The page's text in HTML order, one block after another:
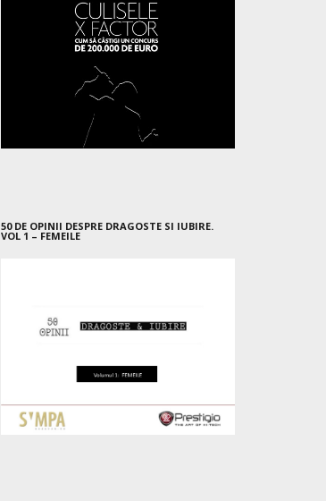
50 DE OPINII DESPRE DRAGOSTE SI IUBIRE.
VOL 1 – FEMEILE